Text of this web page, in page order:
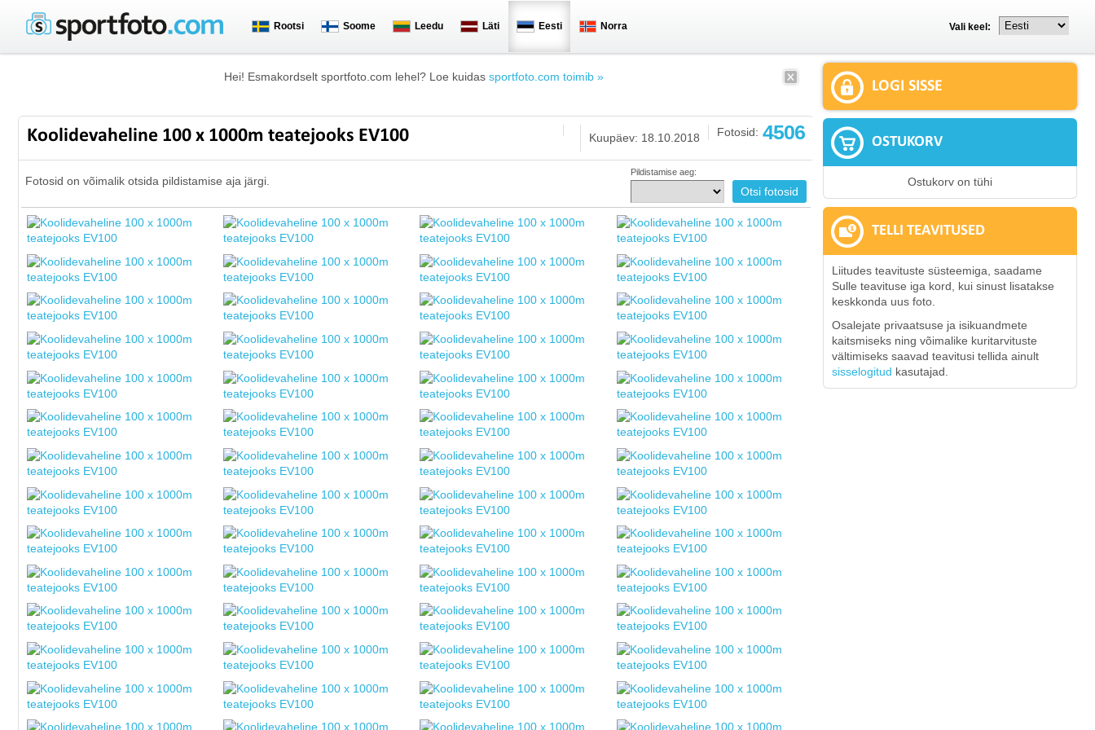
Rootsi Soome Leedu Läti Eesti Norra Vali keel:
Hei! Esmakordselt sportfoto.com lehel? Loe kuidas sportfoto.com toimib »
Koolidevaheline 100 x 1000m teatejooks EV100 Fotosid: 4506
Kuupäev: 18.10.2018
Fotosid on võimalik otsida pildistamise aja järgi.
Pildistamise aeg:
LOGI SISSE
OSTUKORV
Ostukorv on tühi
TELLI TEAVITUSED
Liitudes teavituste süsteemiga, saadame
Sulle teavituse iga kord, kui sinust lisatakse
keskkonda uus foto.
Osalejate privaatsuse ja isikuandmete
kaitsmiseks ning võimalike kuritarvituste
vältimiseks saavad teavitusi tellida ainult
sisselogitud kasutajad.